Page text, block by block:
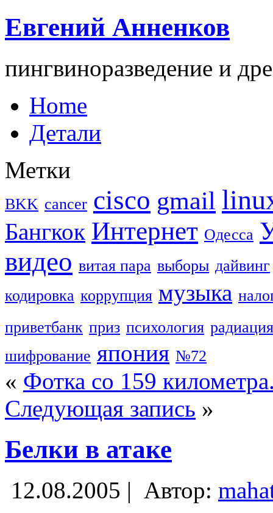
Евгений Анненков
пингвиноразведение и
Home
Детали
Метки
BKK cancer cisco gmail
Бангкок Интернет Одесса
видео витая пара выборы дайвинг
кодировка коррупция музыка
приветбанк приз психология радиация
шифрование япония №72
« Фотка со 159
Следующая запись »
Белки в атаке
12.08.2005 | Автор: